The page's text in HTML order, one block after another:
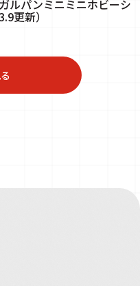
ルパンミニミニホビーシ
更新）